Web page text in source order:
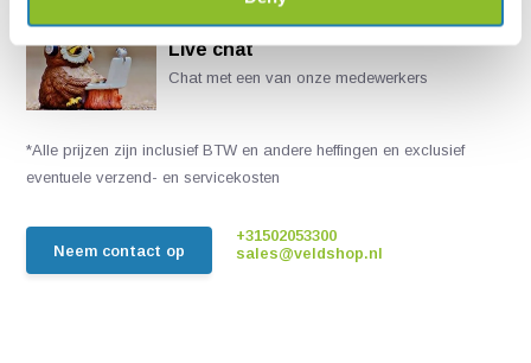
Live chat
Chat met een van onze medewerkers
*Alle prijzen zijn inclusief BTW en andere heffingen en exclusief
eventuele verzend- en servicekosten
Neem contact op
+31502053300
sales@veldshop.nl